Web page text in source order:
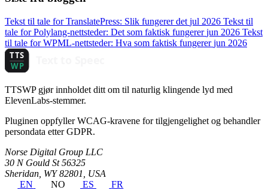
Tekst til tale for TranslatePress: Slik fungerer det jul 2026 Tekst til
tale for Polylang-nettsteder: Det som faktisk fungerer jun 2026 Tekst
til tale for WPML-nettsteder: Hva som faktisk fungerer jun 2026
TTSWP gjør innholdet ditt om til naturlig klingende lyd med
ElevenLabs-stemmer.
Pluginen oppfyller WCAG-kravene for tilgjengelighet og behandler
persondata etter GDPR.
Norse Digital Group LLC
30 N Gould St 56325
Sheridan, WY 82801, USA
EN
NO ES FR